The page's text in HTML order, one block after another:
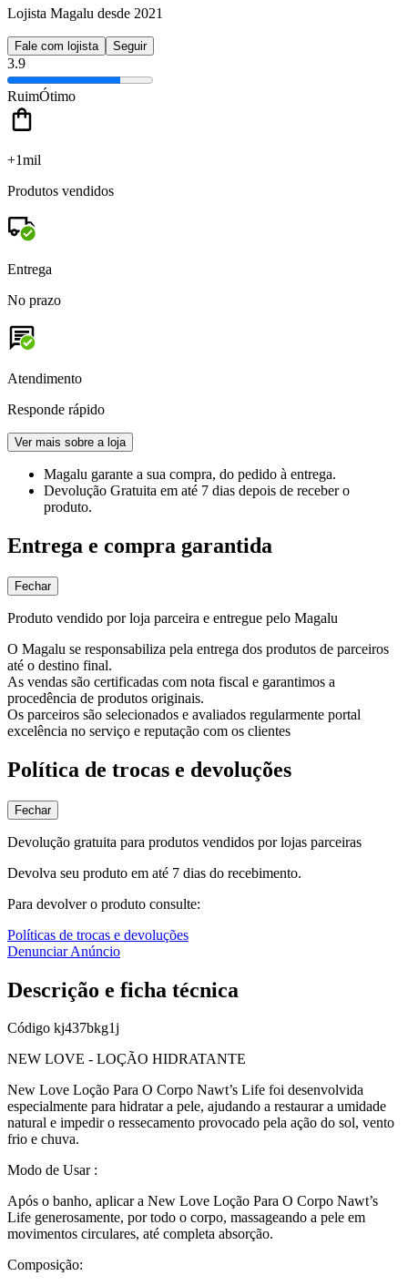
Lojista Magalu desde 2021
Fale com lojista Seguir
3.9
RuimÓtimo
+1mil
Produtos vendidos
Entrega
No prazo
Atendimento
Responde rápido
Ver mais sobre a loja
Magalu garante a sua compra, do pedido à entrega.
Devolução Gratuita em até 7 dias depois de receber o
produto.
Entrega e compra garantida
Fechar
Produto vendido por loja parceira e entregue pelo Magalu
O Magalu se responsabiliza pela entrega dos produtos de parceiros
até o destino final.
As vendas são certificadas com nota fiscal e garantimos a
procedência de produtos originais.
Os parceiros são selecionados e avaliados regularmente portal
excelência no serviço e reputação com os clientes
Política de trocas e devoluções
Fechar
Devolução gratuita para produtos vendidos por lojas parceiras
Devolva seu produto em até 7 dias do recebimento.
Para devolver o produto consulte:
Políticas de trocas e devoluções
Denunciar Anúncio
Descrição e ficha técnica
Código kj437bkg1j
NEW LOVE - LOÇÃO HIDRATANTE
New Love Loção Para O Corpo Nawt’s Life foi desenvolvida
especialmente para hidratar a pele, ajudando a restaurar a umidade
natural e impedir o ressecamento provocado pela ação do sol, vento
frio e chuva.
Modo de Usar :
Após o banho, aplicar a New Love Loção Para O Corpo Nawt’s
Life generosamente, por todo o corpo, massageando a pele em
movimentos circulares, até completa absorção.
Composição: